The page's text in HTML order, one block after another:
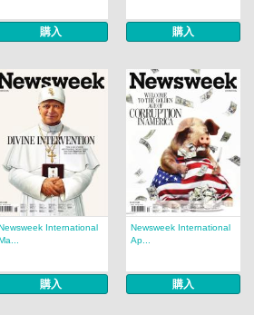
購入 購入
International
購入
Newsweek International
Ap...
購入